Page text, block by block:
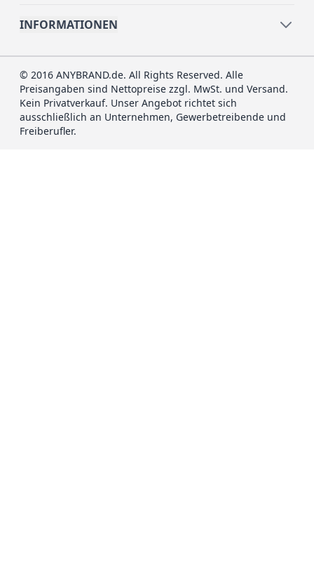
INFORMATIONEN
© 2016 ANYBRAND.de. All Rights Reserved. Alle
Preisangaben sind Nettopreise zzgl. MwSt. und Versand.
Kein Privatverkauf. Unser Angebot richtet sich
ausschließlich an Unternehmen, Gewerbetreibende und
Freiberufler.